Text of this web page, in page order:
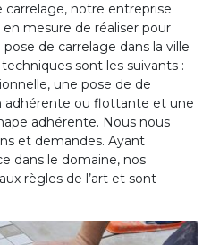
carrelage, notre entreprise
mesure de réaliser pour
de carrelage dans la ville
sont les suivants :
une pose de de
adhérente ou flottante et une
adhérente. Nous nous
et demandes. Ayant
dans le domaine, nos
règles de l’art et sont